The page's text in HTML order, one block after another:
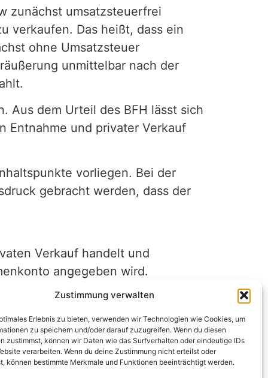
Zustimmung verwalten
Erlebnis zu bieten, verwenden wir Technologien wie Cookies, um
zu speichern und/oder darauf zuzugreifen. Wenn du diesen
zustimmst, können wir Daten wie das Surfverhalten oder eindeutige IDs
verarbeiten. Wenn du deine Zustimmung nicht erteilst oder
können bestimmte Merkmale und Funktionen beeinträchtigt werden.
zunächst umsatzsteuerfrei
verkaufen. Das heißt, dass ein
ohne Umsatzsteuer
unmittelbar nach der
Aus dem Urteil des BFH lässt sich
Entnahme und privater Verkauf
vorliegen. Bei der
gebracht werden, dass der
Verkauf handelt und
angegeben wird.
kann bereits ausreichend
Die einfache Erklärung,
Pkws fällig werden. Das kann